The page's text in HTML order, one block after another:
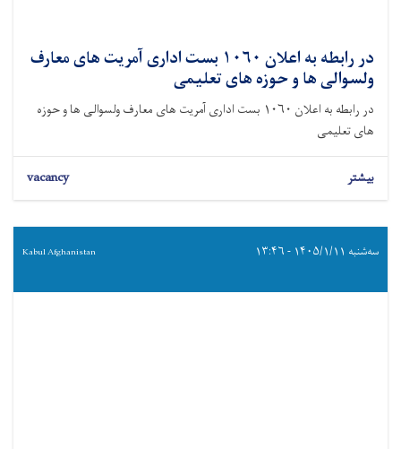
در رابطه به اعلان ۱۰۶۰ بست اداری آمریت های معارف
ولسوالی ها و حوزه های تعلیمی
در رابطه به اعلان ۱۰۶۰ بست اداری آمریت های معارف ولسوالی ها و حوزه
های تعلیمی
بیشتر vacancy
سه‌شنبه ۱۴۰۵/۱/۱۱ - ۱۳:۴۶ Kabul Afghanistan